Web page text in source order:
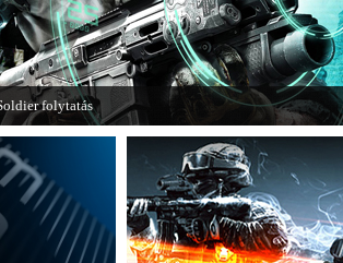
folytatás
készülőben van a Ghost Recon: Future Soldier